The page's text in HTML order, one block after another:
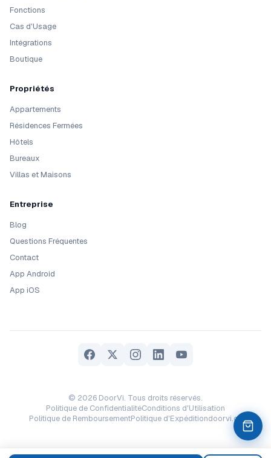
Fonctions
Cas d'Usage
Intégrations
Boutique
Propriétés
Appartements
Résidences Fermées
Hôtels
Bureaux
Villas et Maisons
Entreprise
Blog
Questions Fréquentes
Contact
App Android
App iOS
© 2026 DoorVi. Tous droits réservés.
Politique de ConfidentialitéConditions d'Utilisation
Politique de RemboursementPolitique d'Expéditiondoorvi.co